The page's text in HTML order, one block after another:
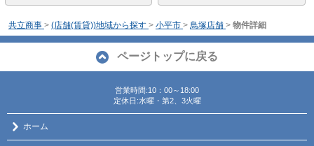
共立商事 > (店舗(賃貸))地域から探す > 小平市 > 鳥塚店舗 > 物件詳細
ページトップに戻る
営業時間:10：00～18:00
定休日:水曜・第2、3火曜
ホーム